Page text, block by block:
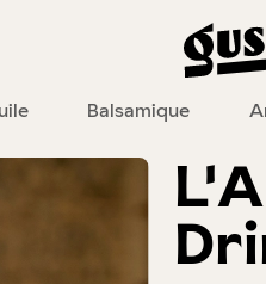
Balsamique